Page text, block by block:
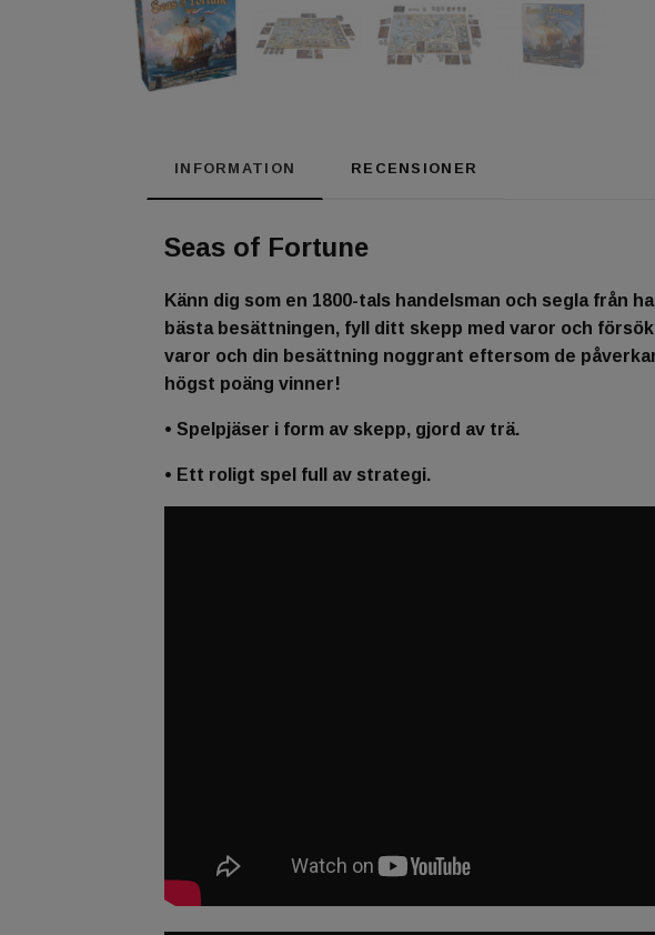
INFORMATION RECENSIONER
Seas of Fortune
Känn dig som en 1800-tals handelsman och segla från
bästa besättningen, fyll ditt skepp med varor och
varor och din besättning noggrant eftersom de
högst poäng vinner!
• Spelpjäser i form av skepp, gjord av trä.
• Ett roligt spel full av strategi.